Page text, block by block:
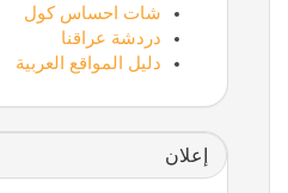
شات احساس كول
دردشة عراقنا
دليل المواقع العربية
إعلان